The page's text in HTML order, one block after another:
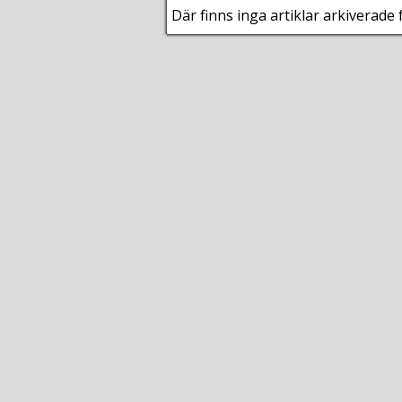
Där finns inga artiklar arkiverade